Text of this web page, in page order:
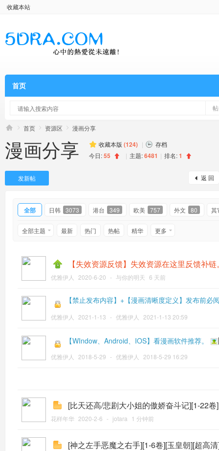
收藏本站
首页
首页 资源区 漫画分享
漫画分享 收藏本版 (124) |
存档
今日:55 | 主题:6481 | 排名:1
返 回
发新帖
全部 日韩 3073 港台 349 欧美 757 外文 80 其
全部主题 最新 热门 热帖 精华 更多
【失效资源反馈】失效资源在这里反馈补链
优雅伊人 2020-6-20 - 与你的明天 6 天前
【禁止发布内容】+【漫画清晰度定义】发布前必
优雅伊人 2021-1-13 - 优雅伊人 2021-1-13 20:59
【WIndow、Android、IOS】看漫画软件推荐。
优雅伊人 2018-5-29 - 优雅伊人 2018-5-29 16:29
[比天还高/悲剧大小姐的傲娇奋斗记][1-22
花样年华 2020-2-6 - jotara 1 分钟前
[神之左手恶魔之右手][1-6卷][玉皇朝][超高